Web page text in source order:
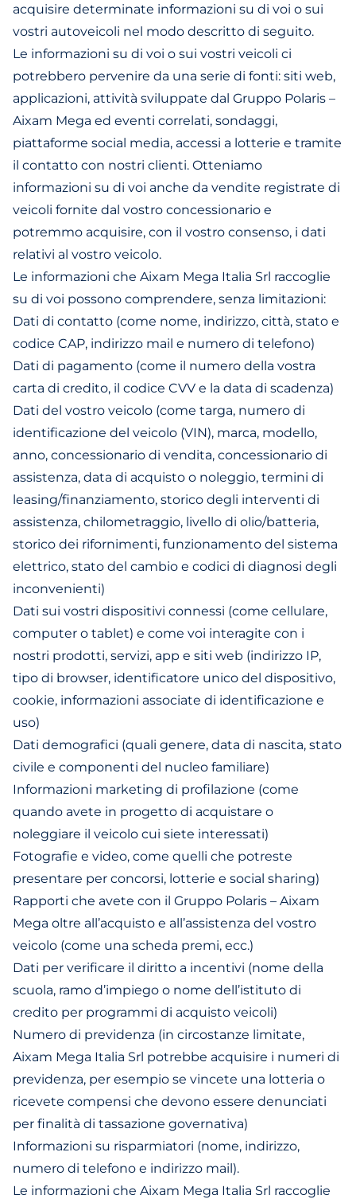
acquisire determinate informazioni su di voi o sui
vostri autoveicoli nel modo descritto di seguito.
Le informazioni su di voi o sui vostri veicoli ci
potrebbero pervenire da una serie di fonti: siti web,
applicazioni, attività sviluppate dal Gruppo Polaris –
Aixam Mega ed eventi correlati, sondaggi,
piattaforme social media, accessi a lotterie e tramite
il contatto con nostri clienti. Otteniamo
informazioni su di voi anche da vendite registrate di
veicoli fornite dal vostro concessionario e
potremmo acquisire, con il vostro consenso, i dati
relativi al vostro veicolo.
Le informazioni che Aixam Mega Italia Srl raccoglie
su di voi possono comprendere, senza limitazioni:
Dati di contatto (come nome, indirizzo, città, stato e
codice CAP, indirizzo mail e numero di telefono)
Dati di pagamento (come il numero della vostra
carta di credito, il codice CVV e la data di scadenza)
Dati del vostro veicolo (come targa, numero di
identificazione del veicolo (VIN), marca, modello,
anno, concessionario di vendita, concessionario di
assistenza, data di acquisto o noleggio, termini di
leasing/finanziamento, storico degli interventi di
assistenza, chilometraggio, livello di olio/batteria,
storico dei rifornimenti, funzionamento del sistema
elettrico, stato del cambio e codici di diagnosi degli
inconvenienti)
Dati sui vostri dispositivi connessi (come cellulare,
computer o tablet) e come voi interagite con i
nostri prodotti, servizi, app e siti web (indirizzo IP,
tipo di browser, identificatore unico del dispositivo,
cookie, informazioni associate di identificazione e
uso)
Dati demografici (quali genere, data di nascita, stato
civile e componenti del nucleo familiare)
Informazioni marketing di profilazione (come
quando avete in progetto di acquistare o
noleggiare il veicolo cui siete interessati)
Fotografie e video, come quelli che potreste
presentare per concorsi, lotterie e social sharing)
Rapporti che avete con il Gruppo Polaris – Aixam
Mega oltre all’acquisto e all’assistenza del vostro
veicolo (come una scheda premi, ecc.)
Dati per verificare il diritto a incentivi (nome della
scuola, ramo d’impiego o nome dell’istituto di
credito per programmi di acquisto veicoli)
Numero di previdenza (in circostanze limitate,
Aixam Mega Italia Srl potrebbe acquisire i numeri di
previdenza, per esempio se vincete una lotteria o
ricevete compensi che devono essere denunciati
per finalità di tassazione governativa)
Informazioni su risparmiatori (nome, indirizzo,
numero di telefono e indirizzo mail).
Le informazioni che Aixam Mega Italia Srl raccoglie